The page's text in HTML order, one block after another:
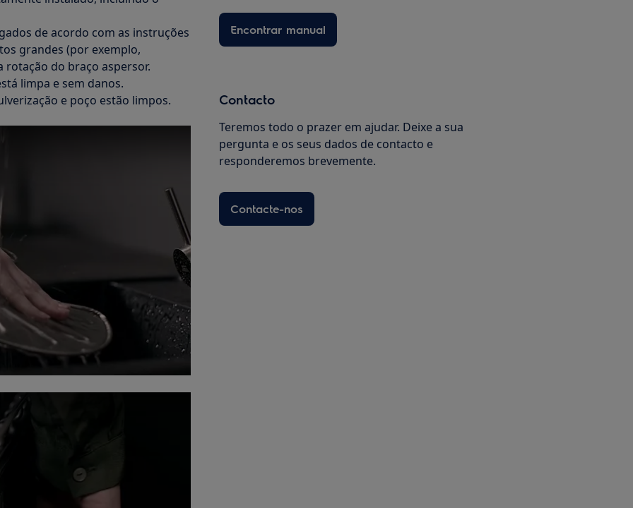
de acordo com as instruções
grandes (por exemplo,
do braço aspersor.
limpa e sem danos.
e poço estão limpos.
Encontrar manual
Contacto
Teremos todo o prazer em ajudar. Deixe a sua
pergunta e os seus dados de contacto e
responderemos brevemente.
Contacte-nos